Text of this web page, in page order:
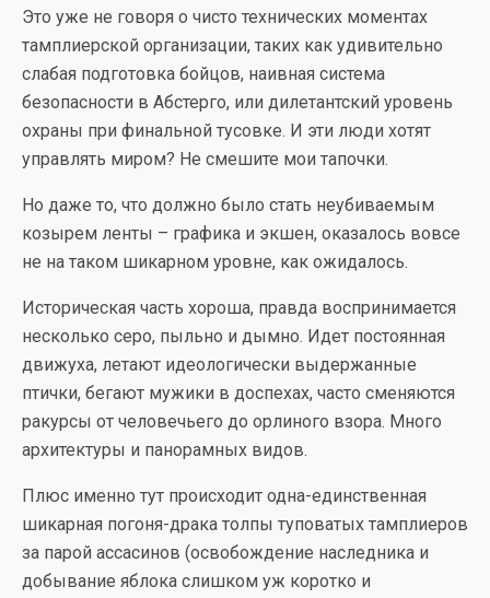
Это уже не говоря о чисто технических моментах
тамплиерской организации, таких как удивительно
слабая подготовка бойцов, наивная система
безопасности в Абстерго, или дилетантский уровень
охраны при финальной тусовке. И эти люди хотят
управлять миром? Не смешите мои тапочки.
Но даже то, что должно было стать неубиваемым
козырем ленты – графика и экшен, оказалось вовсе
не на таком шикарном уровне, как ожидалось.
Историческая часть хороша, правда воспринимается
несколько серо, пыльно и дымно. Идет постоянная
движуха, летают идеологически выдержанные
птички, бегают мужики в доспехах, часто сменяются
ракурсы от человечьего до орлиного взора. Много
архитектуры и панорамных видов.
Плюс именно тут происходит одна-единственная
шикарная погоня-драка толпы туповатых тамплиеров
за парой ассасинов (освобождение наследника и
добывание яблока слишком уж коротко и